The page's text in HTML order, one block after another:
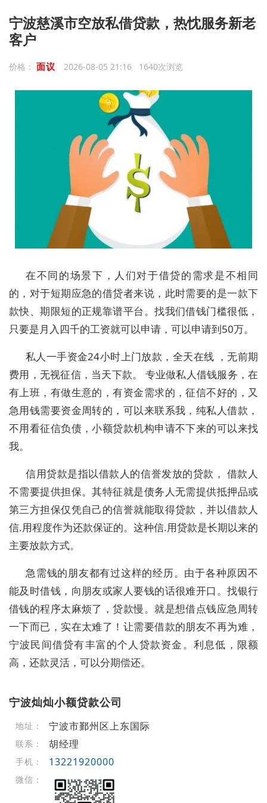
宁波慈溪市空放私借贷款，热忱服务新老
客户
价格： 面议 2026-08-05 21:16 1640次浏览
在不同的场景下，人们对于借贷的需求是不相同
的，对于短期应急的借贷者来说，此时需要的是一款下
款快、期限短的正规靠谱平台。找我们借钱门槛很低，
只要是月入四千的工资就可以申请，可以申请到50万。
私人一手资金24小时上门放款，全天在线 ，无前期
费用，无视征信，当天下款。 专业做私人借钱服务，在
有上班，有做生意的，有资金需求的，征信不好的，又
急用钱需要资金周转的，可以来联系我，纯私人借款，
不用看征信负债，小额贷款机构申请不下来的可以来找
我。
信用贷款是指以借款人的信誉发放的贷款， 借款人
不需要提供担保。其特征就是债务人无需提供抵押品或
第三方担保仅凭自己的信誉就能取得贷款，并以借款人
信.用程度作为还款保证的。这种信.用贷款是长期以来的
主要放款方式。
急需钱的朋友都有过这样的经历。由于各种原因不
能及时借钱，向朋友或家人要钱的话很难开口。找银行
借钱的程序太麻烦了，贷款慢。就是想借点钱应急周转
一下而已，实在太难了！让需要借款的朋友不再为难，
宁波民间借贷有丰富的个人贷款资金。利息低，限额
高，还款灵活，可以分期偿还。
宁波灿灿小额贷款公司
地址： 宁波市鄞州区上东国际
联系： 胡经理
手机： 13221920000
微信：